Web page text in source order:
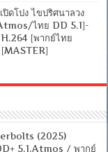
ดโปง ไขปริศนาลวง
ไทย DD 5.1]-
[พากย์ไทย
(2025)
5.1.Atmos / พากย์